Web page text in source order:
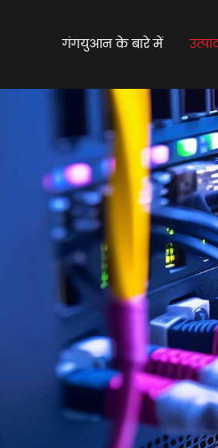
गंगयुआन के बारे में